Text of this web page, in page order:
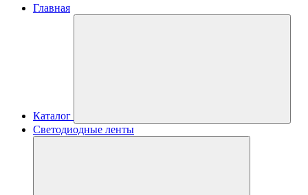
Главная
Каталог
Светодиодные ленты